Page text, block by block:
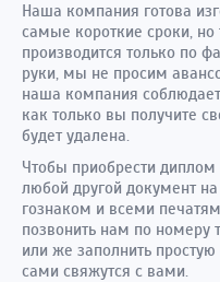
Наша компания готова
самые короткие сроки, но
производится только по
руки, мы не просим
наша компания
как только вы получите
будет удалена.
Чтобы приобрести
любой другой документ
гознаком и всеми
позвонить нам по номеру
или же заполнить
сами свяжутся с вами.